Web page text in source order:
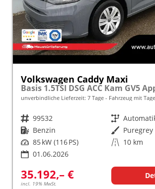
Volkswagen Caddy Maxi
unverbindliche Lieferzeit: 7 Tage Fahrzeug mit
Fahrzeugnr. 99532 Getriebe
Kraftstoff Benzin Außenfarbe Puregrey
Leistung 85 kW (116 PS) Kilometerstand 10 km
01.06.2026
35.192,– €
incl. 19% MwSt.